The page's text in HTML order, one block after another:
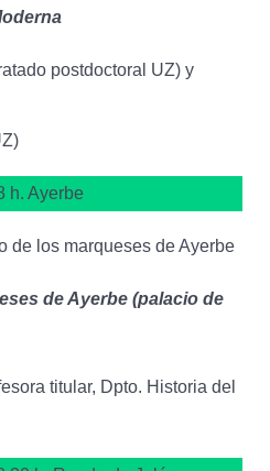
postdoctoral UZ) y
h. Ayerbe
de los marqueses de Ayerbe
de Ayerbe (palacio de
titular, Dpto. Historia del